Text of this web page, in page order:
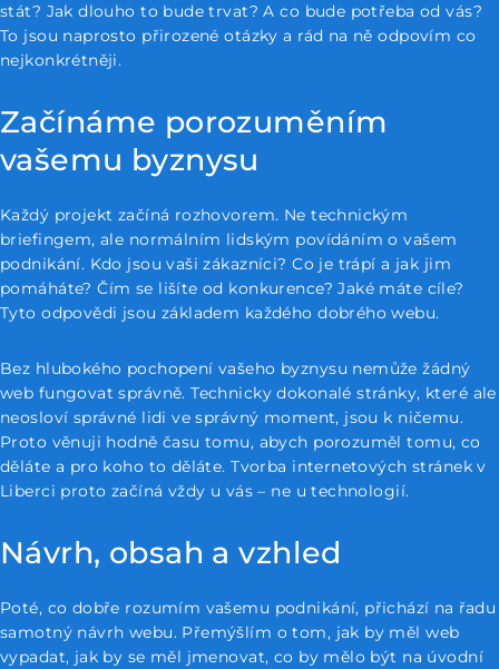
stát? Jak dlouho to bude trvat? A co bude potřeba od vás?
To jsou naprosto přirozené otázky a rád na ně odpovím co
nejkonkrétněji.
Začínáme porozuměním
vašemu byznysu
Každý projekt začíná rozhovorem. Ne technickým
briefingem, ale normálním lidským povídáním o vašem
podnikání. Kdo jsou vaši zákazníci? Co je trápí a jak jim
pomáháte? Čím se lišíte od konkurence? Jaké máte cíle?
Tyto odpovědi jsou základem každého dobrého webu.
Bez hlubokého pochopení vašeho byznysu nemůže žádný
web fungovat správně. Technicky dokonalé stránky, které ale
neosloví správné lidi ve správný moment, jsou k ničemu.
Proto věnuji hodně času tomu, abych porozuměl tomu, co
děláte a pro koho to děláte. Tvorba internetových stránek v
Liberci proto začíná vždy u vás – ne u technologií.
Návrh, obsah a vzhled
Poté, co dobře rozumím vašemu podnikání, přichází na řadu
samotný návrh webu. Přemýšlím o tom, jak by měl web
vypadat, jak by se měl jmenovat, co by mělo být na úvodní